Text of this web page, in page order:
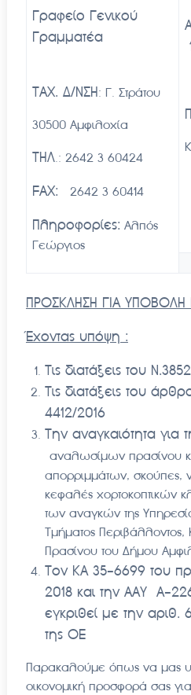
Γραφείο Γενικού
Γραμματέα
ΤΑΧ. Δ/ΝΣΗ: Γ. Στράτου
30500 Αμφιλοχία
ΤΗΛ.: 2642 3 60424
FAX: 2642 3 60414
Πληροφορίες: Αλπός
Γεώργιος
ΠΡΟΣΚΛΗΣΗ ΓΙΑ
Έχοντας υπόψη :
Τις διατάξεις του
Τις διατάξεις του
4412/2016
Την αναγκαιότητα για
αναλωσίμων πρασίνου
απορριμμάτων, σκούπες,
κεφαλές χορτοκοπτικών
των αναγκών της
Τμήματος Περιβάλλοντος,
Πρασίνου του Δήμου
Τον ΚΑ 35-6699 του
2018 και την ΑΑΥ Α-
εγκριθεί με την
της ΟΕ
Παρακαλούμε όπως να μας
οικονομική προσφορά σας